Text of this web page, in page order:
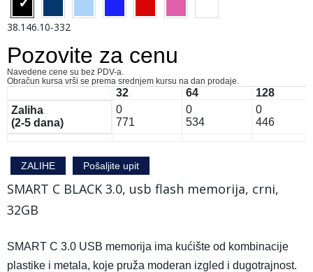
38.146.10-332
Pozovite za cenu
Navedene cene su bez PDV-a.
Obračun kursa vrši se prema srednjem kursu na dan prodaje.
32 64
128
Zaliha
(2-5 dana)
0
771
0
534
0
446
ZALIHE Pošaljite upit
SMART C BLACK 3.0, usb flash memorija, crni,
32GB
SMART C 3.0 USB memorija ima kućište od kombinacije
plastike i metala, koje pruža moderan izgled i dugotrajnost.